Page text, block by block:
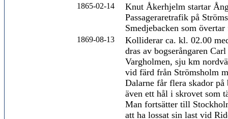
1865-02-14
Knut Åkerhjelm startar
Passageraretrafik på
Smedjebacken som
1869-08-13
Kolliderar ca. kl. 02.00
dras av bogserångaren
Vargholmen, sju km
vid färd från Strömsholm
Dalarne får flera skador på
även ett hål i skrovet som
Man fortsätter till
att ha lossat sin last vid